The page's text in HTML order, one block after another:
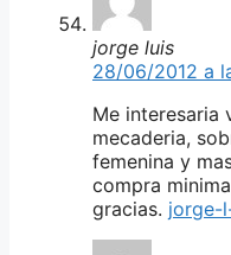
jorge luis
28/06/2012 a
Me interesaria
mecaderia,
femenina y
compra
gracias. jorge-